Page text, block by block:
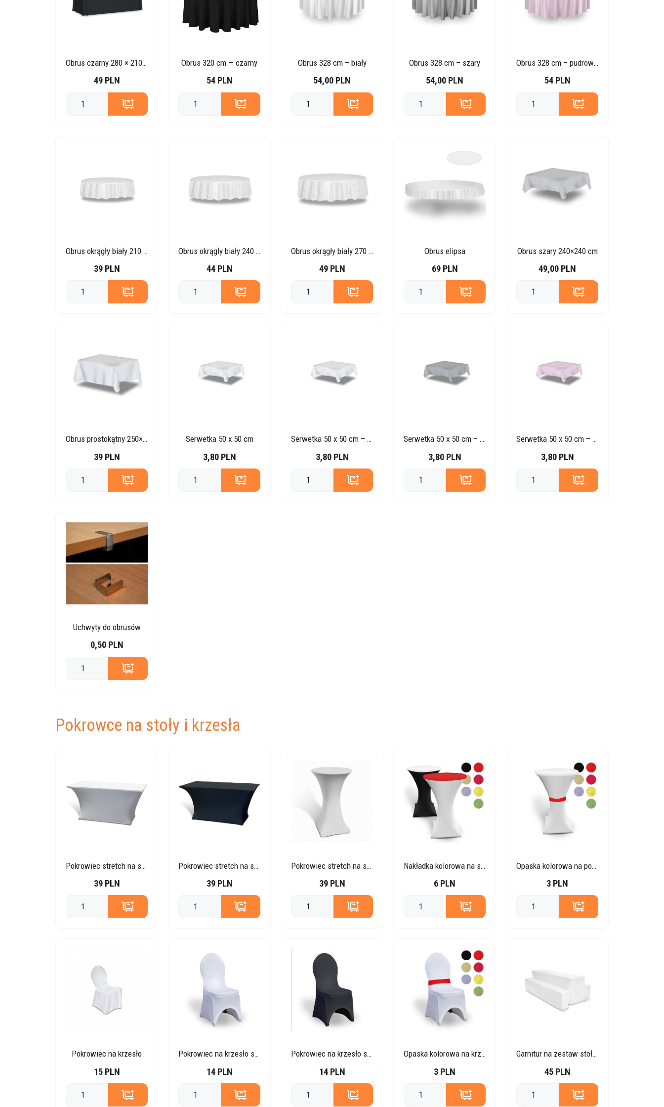
Obrus czarny 280 × 210 cm
49 PLN
Obrus 320 cm — czarny
54 PLN
Obrus 328 cm – biały
54,00 PLN
Obrus 328 cm – szary
54,00 PLN
Obrus 328 cm – pudrowy róż
54 PLN
Obrus okrągły biały 210 cm
39 PLN
Obrus okrągły biały 240 cm
44 PLN
Obrus okrągły biały 270 cm
49 PLN
Obrus elipsa
69 PLN
Obrus szary 240×240 cm
49,00 PLN
Obrus prostokątny 250×170 cm
39 PLN
Serwetka 50 x 50 cm
3,80 PLN
Serwetka 50 x 50 cm – biała Porto
3,80 PLN
Serwetka 50 x 50 cm – szara Porto
3,80 PLN
Serwetka 50 x 50 cm – pudrowy róż Porto
3,80 PLN
Uchwyty do obrusów
0,50 PLN
Pokrowce na stoły i krzesła
Pokrowiec stretch na stół – biały
39 PLN
Pokrowiec stretch na stół – czarny
39 PLN
Pokrowiec stretch na stolik koktajlowy 70 cm biały
39 PLN
Nakładka kolorowa na stolik koktajlowy
6 PLN
Opaska kolorowa na pokrowiec
3 PLN
Pokrowiec na krzesło
15 PLN
Pokrowiec na krzesło stretch – biały
14 PLN
Pokrowiec na krzesło stretch – czarny
14 PLN
Opaska kolorowa na krzesło
3 PLN
Garnitur na zestaw stołu i ławek
45 PLN